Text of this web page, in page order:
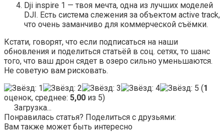
Dji inspire 1 — твоя мечта, одна из лучших моделей
DJI. Есть система слежения за объектом active track,
что очень заманчиво для коммерческой съёмки.
Кстати, говорят, что если подписаться на наши
обновления и поделиться статьёй в соц. сетях, то шанс
того, что ваш дрон сядет в озеро сильно уменьшаются.
Не советую вам рисковать.
(1
оценок, среднее: 5,00 из 5)
Загрузка...
Понравилась статья? Поделиться с друзьями:
Вам также может быть интересно